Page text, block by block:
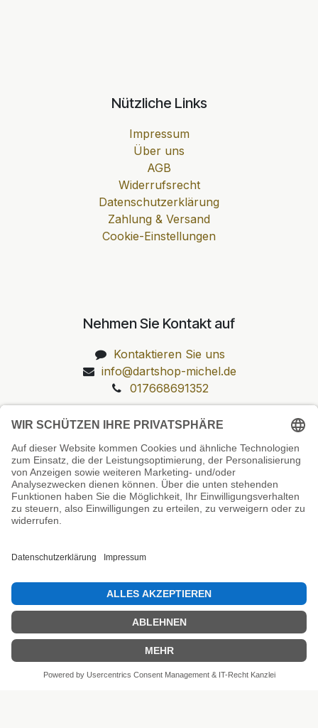
Nützliche Links
Impressum
Über uns
AGB
Widerrufsrecht
Datenschutzerklärung
Zahlung & Versand
Cookie-Einstellungen
Nehmen Sie Kontakt auf
Kontaktieren Sie uns
info@dartshop-michel.de
017668691352
Unsere Prüfsiegel